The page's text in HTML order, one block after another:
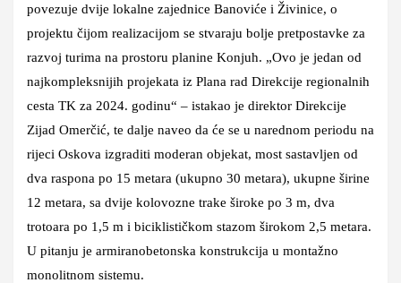
povezuje dvije lokalne zajednice Banoviće i Živinice, o
projektu čijom realizacijom se stvaraju bolje pretpostavke za
razvoj turima na prostoru planine Konjuh. „Ovo je jedan od
najkompleksnijih projekata iz Plana rad Direkcije regionalnih
cesta TK za 2024. godinu“ – istakao je direktor Direkcije
Zijad Omerčić, te dalje naveo da će se u narednom periodu na
rijeci Oskova izgraditi moderan objekat, most sastavljen od
dva raspona po 15 metara (ukupno 30 metara), ukupne širine
12 metara, sa dvije kolovozne trake široke po 3 m, dva
trotoara po 1,5 m i biciklističkom stazom širokom 2,5 metara.
U pitanju je armiranobetonska konstrukcija u montažno
monolitnom sistemu.